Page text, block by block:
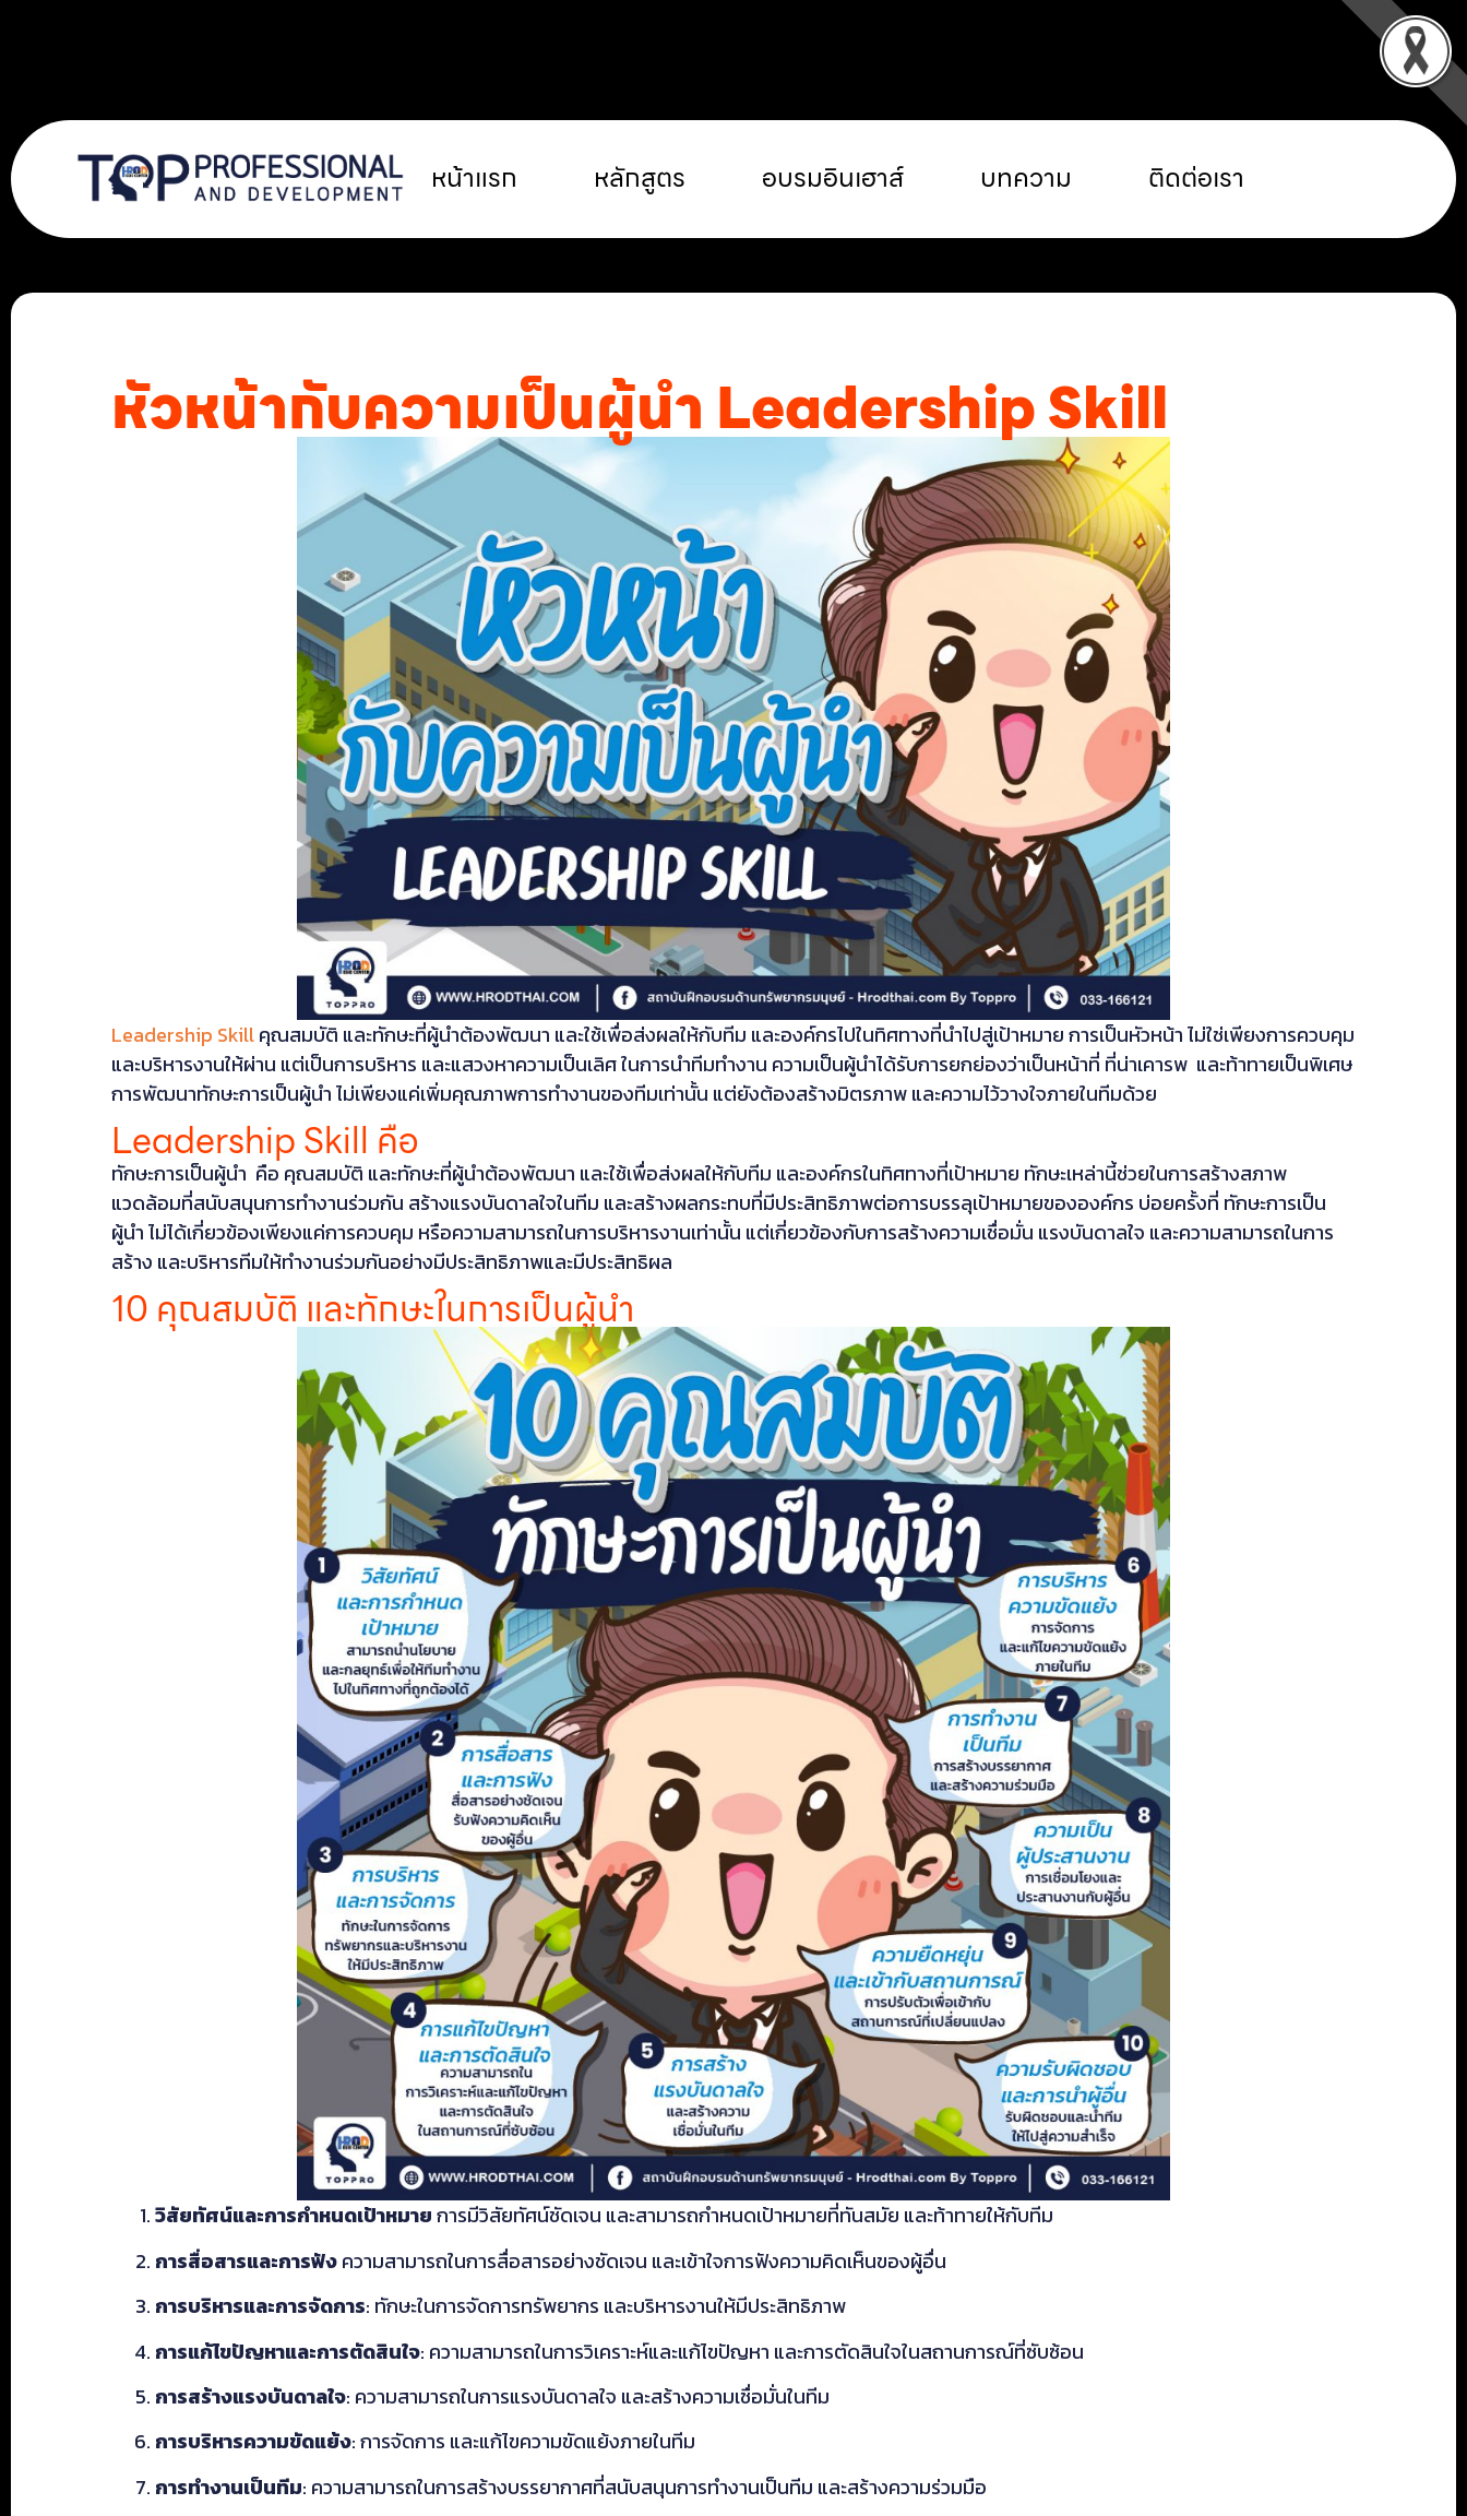
หน้าแรก หลักสูตร อบรมอินเฮาส์ บทความ ติดต่อเรา
หัวหน้ากับความเป็นผู้นำ Leadership Skill
Leadership Skillคุณสมบัติ และทักษะที่ผู้นำต้องพัฒนา และใช้เพื่อส่งผลให้กับทีม และองค์กรไปในทิศทางที่นำไปสู่เป้าหมาย การเป็นหัวหน้า ไม่ใช่เพียงการควบคุม
และบริหารงานให้ผ่าน แต่เป็นการบริหาร และแสวงหาความเป็นเลิศ ในการนำทีมทำงาน ความเป็นผู้นำได้รับการยกย่องว่าเป็นหน้าที่ ที่น่าเคารพ และท้าทายเป็นพิเศษ
การพัฒนาทักษะการเป็นผู้นำ ไม่เพียงแค่เพิ่มคุณภาพการทำงานของทีมเท่านั้น แต่ยังต้องสร้างมิตรภาพ และความไว้วางใจภายในทีมด้วย
Leadership Skill คือ
ทักษะการเป็นผู้นำ คือ คุณสมบัติ และทักษะที่ผู้นำต้องพัฒนา และใช้เพื่อส่งผลให้กับทีม และองค์กรในทิศทางที่เป้าหมาย ทักษะเหล่านี้ช่วยในการสร้างสภาพ
แวดล้อมที่สนับสนุนการทำงานร่วมกัน สร้างแรงบันดาลใจในทีม และสร้างผลกระทบที่มีประสิทธิภาพต่อการบรรลุเป้าหมายขององค์กร บ่อยครั้งที่ ทักษะการเป็น
ผู้นำ ไม่ได้เกี่ยวข้องเพียงแค่การควบคุม หรือความสามารถในการบริหารงานเท่านั้น แต่เกี่ยวข้องกับการสร้างความเชื่อมั่น แรงบันดาลใจ และความสามารถในการ
สร้าง และบริหารทีมให้ทำงานร่วมกันอย่างมีประสิทธิภาพและมีประสิทธิผล
10 คุณสมบัติ และทักษะในการเป็นผู้นำ
วิสัยทัศน์และการกำหนดเป้าหมายการมีวิสัยทัศน์ชัดเจน และสามารถกำหนดเป้าหมายที่ทันสมัย และท้าทายให้กับทีม
การสื่อสารและการฟังความสามารถในการสื่อสารอย่างชัดเจน และเข้าใจการฟังความคิดเห็นของผู้อื่น
การบริหารและการจัดการ: ทักษะในการจัดการทรัพยากร และบริหารงานให้มีประสิทธิภาพ
การแก้ไขปัญหาและการตัดสินใจ: ความสามารถในการวิเคราะห์และแก้ไขปัญหา และการตัดสินใจในสถานการณ์ที่ซับซ้อน
การสร้างแรงบันดาลใจ: ความสามารถในการแรงบันดาลใจ และสร้างความเชื่อมั่นในทีม
การบริหารความขัดแย้ง: การจัดการ และแก้ไขความขัดแย้งภายในทีม
การทำงานเป็นทีม: ความสามารถในการสร้างบรรยากาศที่สนับสนุนการทำงานเป็นทีม และสร้างความร่วมมือ